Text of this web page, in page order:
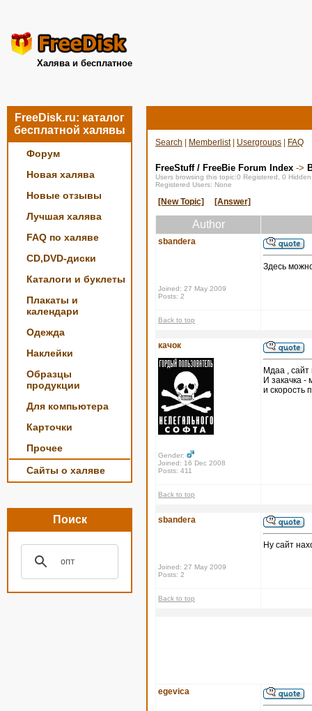
Халява и бесплатное
FreeDisk.ru: каталог
бесплатной халявы
Форум
Новая халява
Новые отзывы
Лучшая халява
FAQ по халяве
CD,DVD-диски
Каталоги и буклеты
Плакаты и
календари
Одежда
Наклейки
Образцы
продукции
Для компьютера
Карточки
Прочее
Сайты о халяве
Поиск
Search Memberlist| Usergroups FAQ
FreeStuff / FreeBie Forum Index ->
Users browsing this topic:0 Registered, 0
Registered Users: None
[New Topic] [Answer]
Author
sbandera
Joined: 27 May 2009
Posts: 2
Здесь
Back to top
качок
Gender:
Joined: 16 Dec 2008
Posts: 411
Мдаа , сайт
И закачка -
и скорость
Back to top
sbandera
Joined: 27 May 2009
Posts: 2
Ну сайт
Back to top
egevica